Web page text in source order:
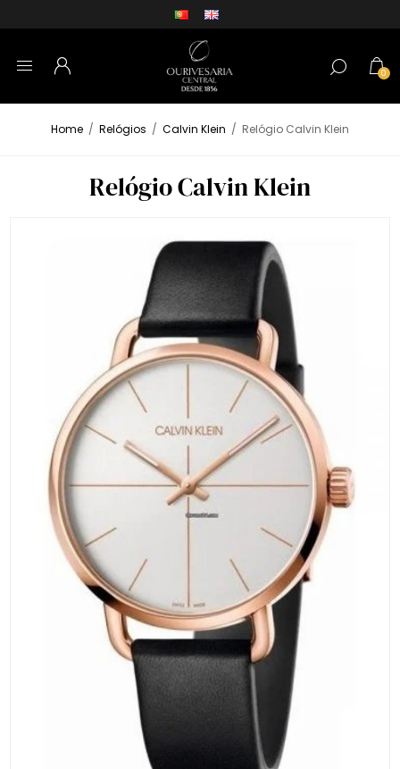
0
Home / Relógios / Calvin Klein / Relógio Calvin Klein
Relógio Calvin Klein